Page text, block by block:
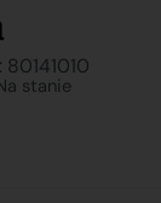
stanie